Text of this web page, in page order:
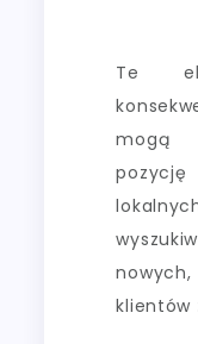
Te
mogą
klientów